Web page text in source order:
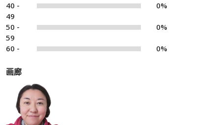
40 -
49
0%
50 -
59
0%
60 - 0%
画廊